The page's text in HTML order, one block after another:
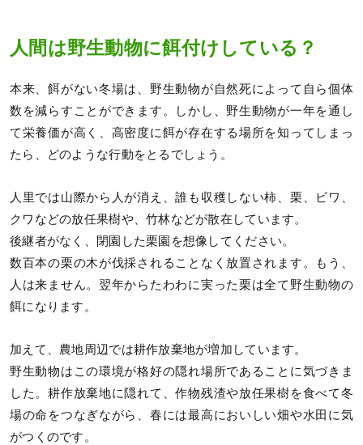
人間は野生動物に餌付けしている？
本来、餌がない冬場は、野生動物が自然死によって自ら個体
数を減らすことができます。しかし、野生動物が一年を通し
て栄養価が高く、高密度に餌が存在する場所を知ってしまっ
たら、どのような行動をとるでしょう。
人里では山際から人が消え、誰も収穫しない柿、栗、ビワ、
クワなどの放任果樹や、竹林などが散在しています。
後継者がなく、閉園した栗園を想像してください。
数百本の栗の木が伐採されることなく放置されます。もう、
人は来ません。翌年からたわわに実った栗は全て野生動物の
餌になります。
加えて、農地周辺では耕作放棄地が増加しています。
野生動物はこの環境が格好の隠れ場所であることに気づきま
した。耕作放棄地に隠れて、作物残渣や放任果樹を食べて冬
場の命をつなぎながら、春には最高においしい畑や水田に気
がつくのです。